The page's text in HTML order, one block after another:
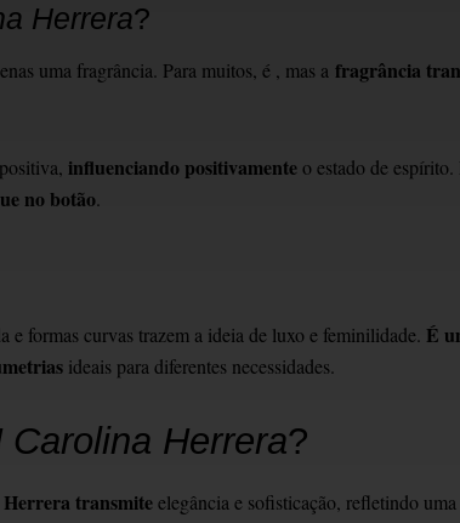
Herrera?
uma fragrância. Para muitos, é , mas a fragrância
influenciando positivamente o estado de
no botão.
formas curvas trazem a ideia de luxo e feminilidade. É
ideais para diferentes necessidades.
Carolina Herrera?
transmiteelegância e sofisticação, refletindo